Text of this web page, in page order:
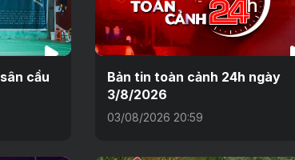
cầu
Bản tin toàn cảnh 24h ngày
3/8/2026
03/08/2026 20:59